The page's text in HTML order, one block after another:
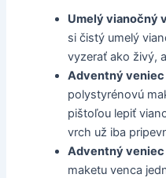
Umelý vianočný
si čistý umelý
vyzerať ako živý,
Adventný
polystyrénovú
pištoľou lepiť
vrch už iba
Adventný veniec
maketu venca